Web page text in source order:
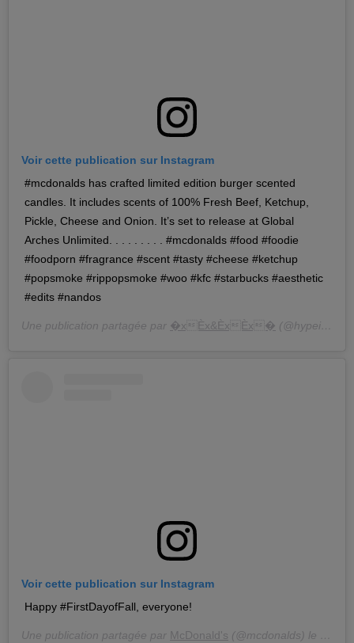
Voir cette publication sur Instagram
#mcdonalds has crafted limited edition burger scented
candles. It includes scents of 100% Fresh Beef, Ketchup,
Pickle, Cheese and Onion. It’s set to release at Global
Arches Unlimited. . . . . . . . . #mcdonalds #food #foodie
#foodporn #fragrance #scent #tasty #cheese #ketchup
#popsmoke #rippopsmoke #woo #kfc #starbucks #aesthetic
#edits #nandos
Une publication partagée par �xÈx&ÈxÈx� (@hypeivy) le
Voir cette publication sur Instagram
Happy #FirstDayofFall, everyone!
Une publication partagée par McDonald's (@mcdonalds) le 22